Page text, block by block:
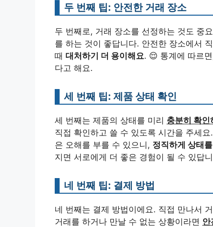
두 번째 팁: 안전한 거래 장소
두 번째로, 거래 장소를 선정하는 것도 중
를 하는 것이 좋답니다. 안전한 장소에서
때 대처하기 더 용이해요. 😌 통계에 따르
다고 해요.
세 번째 팁: 제품 상태 확인
세 번째는 제품의 상태를 미리 충분히 확인
직접 확인하고 쓸 수 있도록 시간을 주세
은 오해를 부를 수 있으니, 정직하게 상태
지면 서로에게 더 좋은 경험이 될 수 있답
네 번째 팁: 결제 방법
네 번째는 결제 방법이에요. 직접 만나서
거래를 하거나 만날 수 없는 상황이라면 안